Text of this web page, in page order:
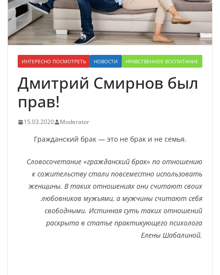
ИНТЕРЕСНО ПОСМОТРЕТЬ НОВОСТИ НРАВСТВЕННОЕ ВОСПИТАНИЕ
Дмитрий Смирнов был
прав!
15.03.2020 Moderator
Гражданский брак — это не брак и не семья.
Словосочетание «гражданский брак» по отношению
к сожительству стали повсеместно использовать
женщины. В таких отношениях они считают своих
любовников мужьями, а мужчины считают себя
свободными. Истинная суть таких отношений
раскрыта в статье практикующего психолога
Елены Шабалиной.